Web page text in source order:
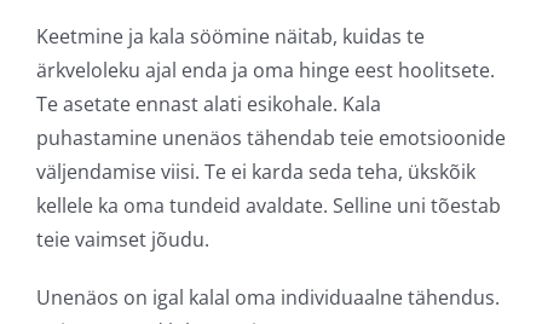
Keetmine ja kala söömine näitab, kuidas te
ärkveloleku ajal enda ja oma hinge eest hoolitsete.
Te asetate ennast alati esikohale. Kala
puhastamine unenäos tähendab teie emotsioonide
väljendamise viisi. Te ei karda seda teha, ükskõik
kellele ka oma tundeid avaldate. Selline uni tõestab
teie vaimset jõudu.
Unenäos on igal kalal oma individuaalne tähendus.